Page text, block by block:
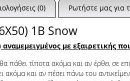
(0) Ρωτήστε μας για
1B Snow
με εξαιρετικής
πάθει τίποτα ακόμα και αν έρθει σε
ακόμα και αν πέσει πάνω του